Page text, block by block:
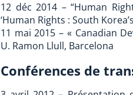
12 déc 2014 – “Human
‘Human Rights : South
11 mai 2015 – « Canadian
U. Ramon Llull, Barcelona
Conférences de